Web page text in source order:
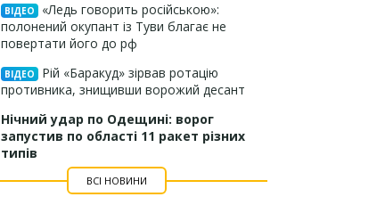
ВІДЕО
«Ледь говорить російською»:
полонений окупант із Туви благає не
повертати його до рф
ВІДЕО
Рій «Баракуд» зірвав ротацію
противника, знищивши ворожий десант
Нічний удар по Одещині: ворог
запустив по області 11 ракет різних
типів
ВСІ НОВИНИ